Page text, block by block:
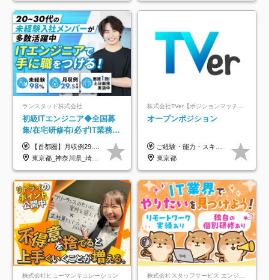
ランスタッド株式会社
初級ITエンジニア◆全国募
集/在宅研修有/必ずIT業務配
属/月収例29.5万円/Web面接
1回/SE
【首都圏】月収例29.5万円（月給26万円＋諸手当） 【東海・関西】月収例28.5万円（月給25万円＋諸手当） 【九州】月収例26万円（月給23万円＋諸手当） ※経験・スキル・前職給与を踏まえ、総合的に判断して決定します。 例：首都圏 月収例31万円（月給27万円＋諸手当） ◆各種手当 ・通勤手当（上限4万円まで） ・残業代手当（1分単位で全額支給） ※固定残業代制は採用しておりません ・深夜勤務手当 ・資格取得支援（ランクに応じてお祝い金1万円～10万円を支給） ◆昇給：年1回 ◆補足 ・研修中1ヶ月間は、時給1670円となります。 ・試用期間6ヶ月あり。その間の待遇に変更はありません。 ※詳細は面接時にご案内します。
東京都_神奈川県_埼玉県_千葉県_大阪府_愛知県_兵庫県_京都府_福岡県
オープンポジション
ご経験・能力・スキル等により、当社基準にて優遇・相談のうえ決定いたします。
東京都
株式会社ヒューマンキュレーション